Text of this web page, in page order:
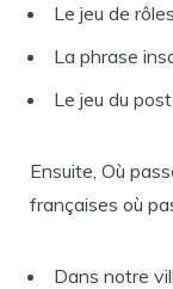
Le jeu de
La phrase
Le jeu du
Ensuite, Où
françaises où
Dans notre